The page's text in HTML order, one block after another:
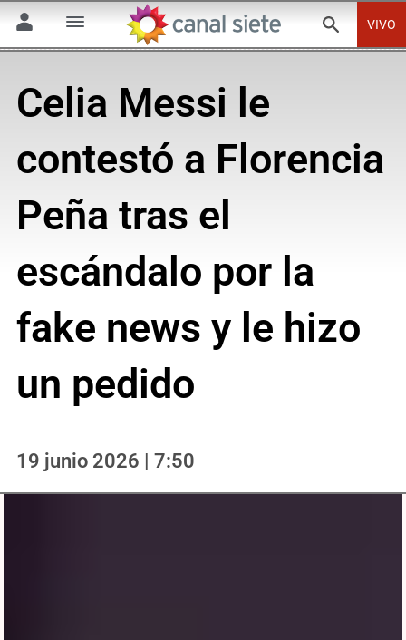
VIVO
Celia Messi le
contestó a Florencia
Peña tras el
escándalo por la
fake news y le hizo
un pedido
19 junio 2026 | 7:50